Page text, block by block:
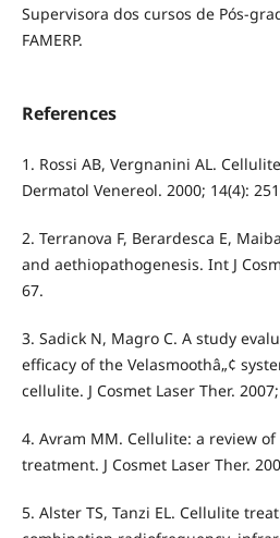
Supervisora dos cursos de Pós-
FAMERP.
References
1. Rossi AB, Vergnanini AL.
Dermatol Venereol. 2000; 14(4):
2. Terranova F, Berardesca E,
and aethiopathogenesis. Int J
67.
3. Sadick N, Magro C. A study
efficacy of the Velasmoothâ„¢
cellulite. J Cosmet Laser Ther.
4. Avram MM. Cellulite: a review
treatment. J Cosmet Laser Ther.
5. Alster TS, Tanzi EL. Cellulite